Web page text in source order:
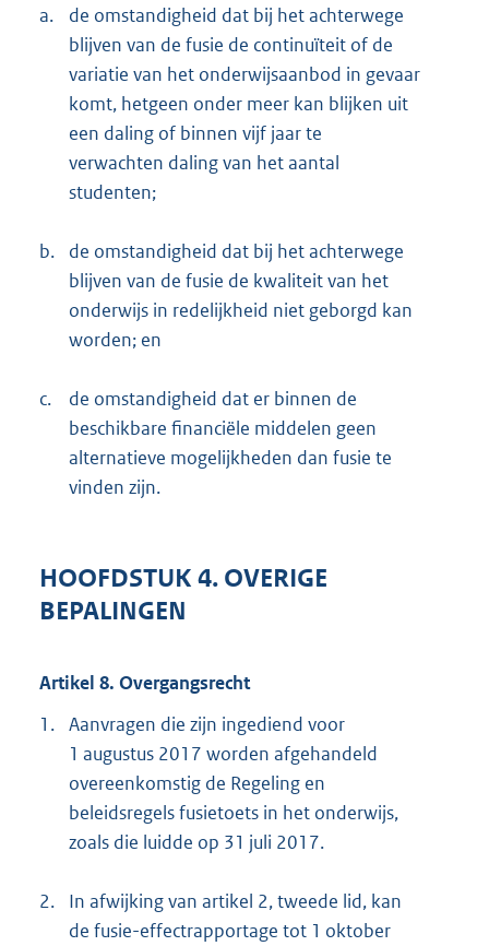
a.
de omstandigheid dat bij het achterwege
blijven van de fusie de continuïteit of de
variatie van het onderwijsaanbod in gevaar
komt, hetgeen onder meer kan blijken uit
een daling of binnen vijf jaar te
verwachten daling van het aantal
studenten;
b.
de omstandigheid dat bij het achterwege
blijven van de fusie de kwaliteit van het
onderwijs in redelijkheid niet geborgd kan
worden; en
c.
de omstandigheid dat er binnen de
beschikbare financiële middelen geen
alternatieve mogelijkheden dan fusie te
vinden zijn.
HOOFDSTUK 4. OVERIGE
BEPALINGEN
Artikel 8. Overgangsrecht
1. Aanvragen die zijn ingediend voor
1 augustus 2017 worden afgehandeld
overeenkomstig de Regeling en
beleidsregels fusietoets in het onderwijs,
zoals die luidde op 31 juli 2017.
2.
In afwijking van artikel 2, tweede lid, kan
de fusie-effectrapportage tot 1 oktober